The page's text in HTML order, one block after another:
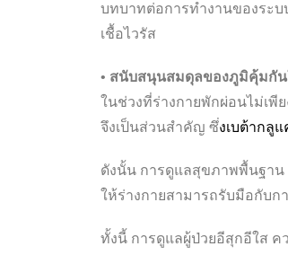
บทบาทต่อการทำงานของระ
เชื้อไวรัส
• สนับสนุนสมดุลของภูมิคุ้มกัน
ในช่วงที่ร่างกายพักผ่อนไม่เพี
จึงเป็นส่วนสำคัญ ซึ่งเบต้ากลู
ดังนั้น การดูแลสุขภาพพื้นฐาน
ให้ร่างกายสามารถรับมือกับก
ทั้งนี้ การดูแลผู้ป่วยอีสุกอีใส